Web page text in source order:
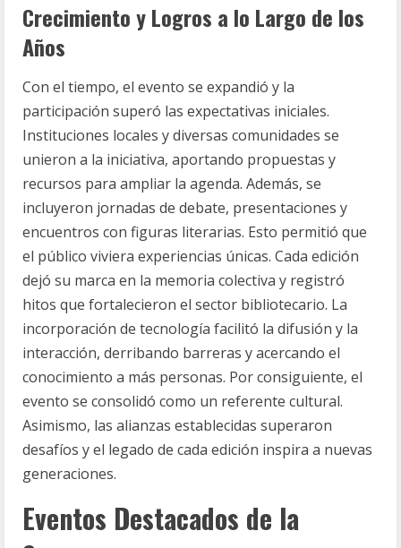
Crecimiento y Logros a lo Largo de los
Años
Con el tiempo, el evento se expandió y la
participación superó las expectativas iniciales.
Instituciones locales y diversas comunidades se
unieron a la iniciativa, aportando propuestas y
recursos para ampliar la agenda. Además, se
incluyeron jornadas de debate, presentaciones y
encuentros con figuras literarias. Esto permitió que
el público viviera experiencias únicas. Cada edición
dejó su marca en la memoria colectiva y registró
hitos que fortalecieron el sector bibliotecario. La
incorporación de tecnología facilitó la difusión y la
interacción, derribando barreras y acercando el
conocimiento a más personas. Por consiguiente, el
evento se consolidó como un referente cultural.
Asimismo, las alianzas establecidas superaron
desafíos y el legado de cada edición inspira a nuevas
generaciones.
Eventos Destacados de la